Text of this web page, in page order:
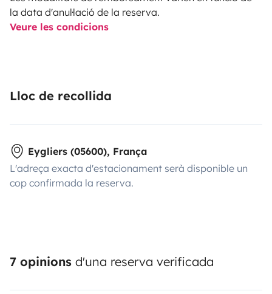
la data d'anul·lació de la reserva.
Veure les condicions
Lloc de recollida
Eygliers (05600), França
L'adreça exacta d'estacionament serà disponible un
cop confirmada la reserva.
7 opinions d'una reserva verificada